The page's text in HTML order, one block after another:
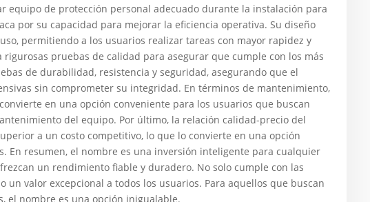
equipo de protección personal adecuado durante la instalación para
por su capacidad para mejorar la eficiencia operativa. Su diseño
permitiendo a los usuarios realizar tareas con mayor rapidez y
pruebas de calidad para asegurar que cumple con los más
de durabilidad, resistencia y seguridad, asegurando que el
sin comprometer su integridad. En términos de mantenimiento,
en una opción conveniente para los usuarios que buscan
del equipo. Por último, la relación calidad-precio del
a un costo competitivo, lo que lo convierte en una opción
En resumen, el nombre es una inversión inteligente para cualquier
un rendimiento fiable y duradero. No solo cumple con las
un valor excepcional a todos los usuarios. Para aquellos que buscan
el nombre es una opción inigualable.